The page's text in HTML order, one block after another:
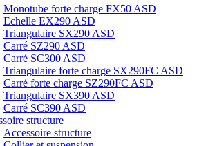
Monotube forte charge FX50 ASD
Echelle EX290 ASD
Triangulaire SX290 ASD
Carré SZ290 ASD
Carré SC300 ASD
Triangulaire forte charge SX290FC ASD
Carré forte charge SZ290FC ASD
Triangulaire SX390 ASD
Carré SC390 ASD
structure
Accessoire structure